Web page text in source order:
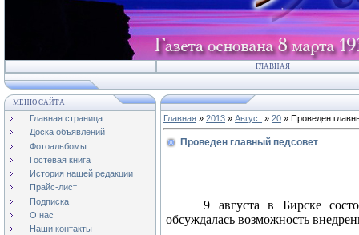
ГЛАВНАЯ
МЕНЮ САЙТА
Главная страница
Доска объявлений
Фотоальбомы
Гостевая книга
История нашей редакции
Прайс-лист
Подписка
О нас
Наши контакты
Главная » 2013 » Август » 20 » Проведен
Проведен главный педсовет
9 августа в Бирске
обсуждалась возможность